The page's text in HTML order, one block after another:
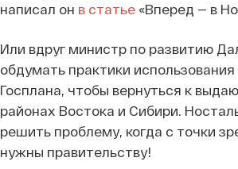
написал он в статье«Вперед — в
Или вдруг министр по развитию
обдумать практики
Госплана, чтобы вернуться к
районах Востока и Сибири.
решить проблему, когда с точки
нужны правительству!